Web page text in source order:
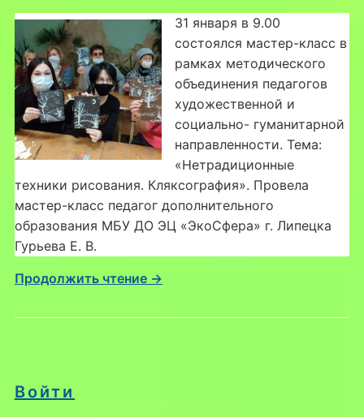
Войти
31 января в 9.00
состоялся мастер-класс в
рамках методического
объединения педагогов
художественной и
социально- гуманитарной
направленности. Тема:
«Нетрадиционные
техники рисования. Кляксография». Провела
мастер-класс педагог дополнительного
образования МБУ ДО ЭЦ «ЭкоСфера» г. Липецка
Гурьева Е. В.
Продолжить чтение →